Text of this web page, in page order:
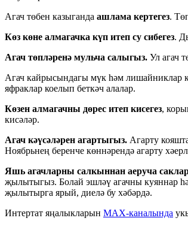
Агач төбен казыганда ашлама кертегез.
Көз көне алмагачка күп итеп су сибегез.
Агач төпләренә мульча салыгыз. Ул агач
Агач кайрысындагы мүк һәм лишайниклар
яфраклар коелып беткәч алалар.
Көзен алмагачны дөрес итеп кисегез,
кисәләр.
Агач кәүсәләрен агартыгыз. Агарту
Ноябрьнең беренче көннәрендә агарту
Яшь агачларны салкыннан аеруча
җылытыгыз. Болай эшләү агачны куяннар
җылытырга ярый, диелә бу хәбәрдә.
Интертат яңалыкларын MAX-каналында